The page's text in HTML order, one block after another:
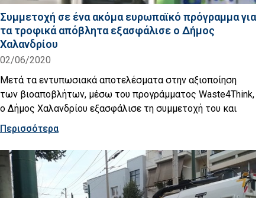
Συμμετοχή σε ένα ακόμα ευρωπαϊκό πρόγραμμα για
τα τροφικά απόβλητα εξασφάλισε ο Δήμος
Χαλανδρίου
02/06/2020
Μετά τα εντυπωσιακά αποτελέσματα στην αξιοποίηση
των βιοαποβλήτων, μέσω του προγράμματος Waste4Think,
ο Δήμος Χαλανδρίου εξασφάλισε τη συμμετοχή του και
Περισσότερα